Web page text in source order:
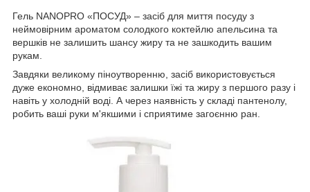
Гель NANOPRO «ПОСУД» – засіб для миття посуду з
неймовірним ароматом солодкого коктейлю апельсина та
вершків не залишить шансу жиру та не зашкодить вашим
рукам.
Завдяки великому піноутворенню, засіб використовується
дуже економно, відмиває залишки їжі та жиру з першого разу і
навіть у холодній воді. А через наявність у складі пантенолу,
робить ваші руки м'якшими і сприятиме загоєнню ран.